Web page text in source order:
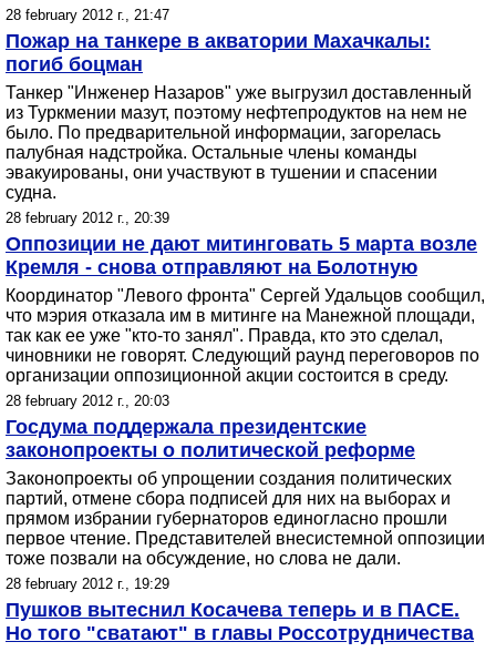
28 february 2012 г., 21:47
Пожар на танкере в акватории Махачкалы:
погиб боцман
Танкер "Инженер Назаров" уже выгрузил доставленный
из Туркмении мазут, поэтому нефтепродуктов на нем не
было. По предварительной информации, загорелась
палубная надстройка. Остальные члены команды
эвакуированы, они участвуют в тушении и спасении
судна.
28 february 2012 г., 20:39
Оппозиции не дают митинговать 5 марта возле
Кремля - снова отправляют на Болотную
Координатор "Левого фронта" Сергей Удальцов сообщил,
что мэрия отказала им в митинге на Манежной площади,
так как ее уже "кто-то занял". Правда, кто это сделал,
чиновники не говорят. Следующий раунд переговоров по
организации оппозиционной акции состоится в среду.
28 february 2012 г., 20:03
Госдума поддержала президентские
законопроекты о политической реформе
Законопроекты об упрощении создания политических
партий, отмене сбора подписей для них на выборах и
прямом избрании губернаторов единогласно прошли
первое чтение. Представителей внесистемной оппозиции
тоже позвали на обсуждение, но слова не дали.
28 february 2012 г., 19:29
Пушков вытеснил Косачева теперь и в ПАСЕ.
Но того "сватают" в главы Россотрудничества